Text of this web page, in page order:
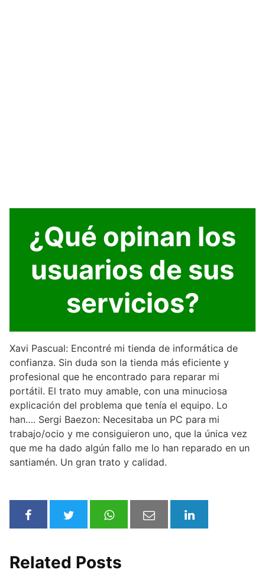
¿Qué opinan los
usuarios de sus
servicios?
Xavi Pascual: Encontré mi tienda de informática de
confianza. Sin duda son la tienda más eficiente y
profesional que he encontrado para reparar mi
portátil. El trato muy amable, con una minuciosa
explicación del problema que tenía el equipo. Lo
han…. Sergi Baezon: Necesitaba un PC para mi
trabajo/ocio y me consiguieron uno, que la única vez
que me ha dado algún fallo me lo han reparado en un
santiamén. Un gran trato y calidad.
Related Posts